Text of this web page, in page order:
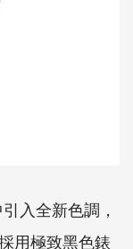
入全新色調，
用極致黑色錶